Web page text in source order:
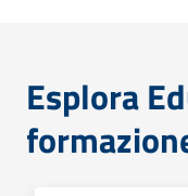
Esplora